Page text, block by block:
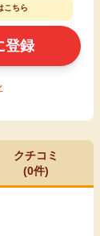
こちら
登録
クチコミ
(0件)